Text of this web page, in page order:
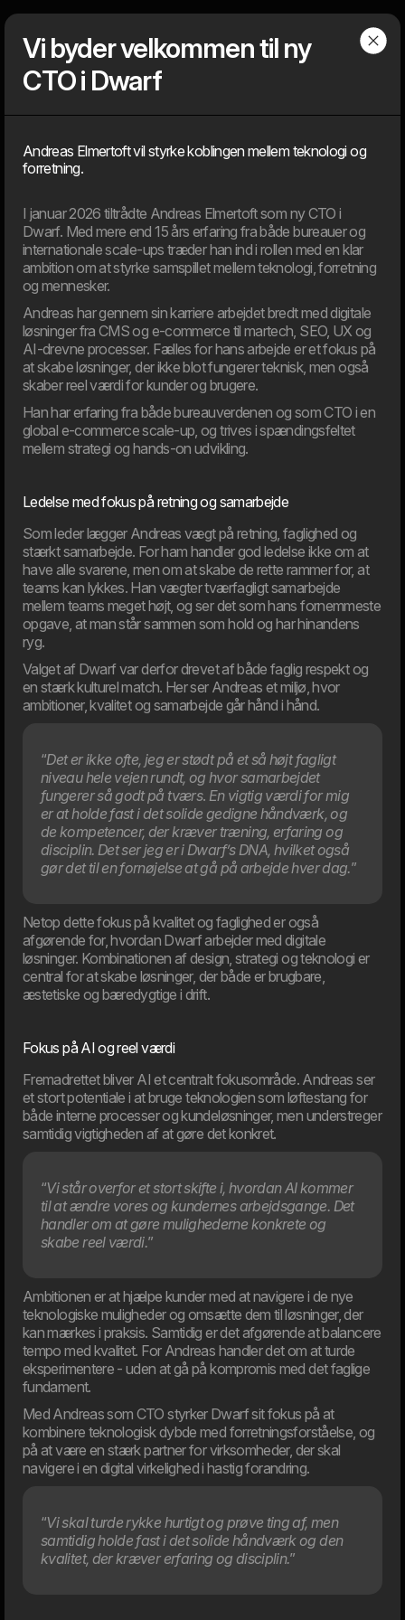
Artikler
Find vores seneste nyheder
alt hvad der foregår/publiceres på og om bureauet, der ikke
handler om en konkret løsning for en kunde. Dem finder du under
cases.
2026
11. Jun
EU’s AI Act sætter nye rammer for brugen af kunstig
intelligens i digitale produkter
Kunstig intelligens spiller en stadig større rolle i
virksomheder, men med de nye EU-regler følger også krav
til ansvarlig og transparent anvendelse. Den 2. august 2026
træder hovedparten af AI Act i kraft, og mange
I denne artikel får du et overblik over, hvad reglerne betyder,
og hvordan din virksomhed kan forberede sig.
03. Jun
Ny EU-lov rammer webshops i 2026
Fra den 19. juni 2026 gælder nye EU-krav, som ændrer den
måde webshops skal håndtere forbrugeres fortrydelsesret
online. De nye EU-regler stiller krav om en synlig og
20. Mar
Vi byder velkommen til ny CTO i Dwarf
Andreas Elmertoft vil styrke koblingen mellem teknologi og
forretning.
05. Feb
Meyers vælger Dwarf til stor digital transformation
Mad-virksomheden Meyers har sat gang i en omfattende
revitalisering af både brand og digitalt fundament. Dwarf
bliver strategisk partner på projektet.
Vi byder velkommen til ny
CTO i Dwarf
Andreas Elmertoft vil styrke koblingen mellem teknologi og
forretning.
I januar 2026 tiltrådte Andreas Elmertoft som ny CTO i
Dwarf. Med mere end 15 års erfaring fra både bureauer og
internationale scale-ups træder han ind i rollen med en klar
ambition om at styrke samspillet mellem teknologi, forretning
og mennesker.
Andreas har gennem sin karriere arbejdet bredt med digitale
løsninger fra CMS og e-commerce til martech, SEO, UX og
AI-drevne processer. Fælles for hans arbejde er et fokus på
at skabe løsninger, der ikke blot fungerer teknisk, men også
skaber reel værdi for kunder og brugere.
Han har erfaring fra både bureauverdenen og som CTO i en
global e-commerce scale-up, og trives i spændingsfeltet
mellem strategi og hands-on udvikling.
Ledelse med fokus på retning og samarbejde
Som leder lægger Andreas vægt på retning, faglighed og
stærkt samarbejde. For ham handler god ledelse ikke om at
have alle svarene, men om at skabe de rette rammer for, at
teams kan lykkes. Han vægter tværfagligt samarbejde
mellem teams meget højt, og ser det som hans fornemmeste
opgave, at man står sammen som hold og har hinandens
ryg.
Valget af Dwarf var derfor drevet af både faglig respekt og
en stærk kulturel match. Her ser Andreas et miljø, hvor
ambitioner, kvalitet og samarbejde går hånd i hånd.
“Det er ikke ofte, jeg er stødt på et så højt fagligt
niveau hele vejen rundt, og hvor samarbejdet
fungerer så godt på tværs. En vigtig værdi for mig
er at holde fast i det solide gedigne håndværk, og
de kompetencer, der kræver træning, erfaring og
disciplin. Det ser jeg er i Dwarf’s DNA, hvilket også
gør det til en fornøjelse at gå på arbejde hver dag.”
Netop dette fokus på kvalitet og faglighed er også
afgørende for, hvordan Dwarf arbejder med digitale
løsninger. Kombinationen af design, strategi og teknologi er
central for at skabe løsninger, der både er brugbare,
æstetiske og bæredygtige i drift.
Fokus på AI og reel værdi
Fremadrettet bliver AI et centralt fokusområde. Andreas ser
et stort potentiale i at bruge teknologien som løftestang for
både interne processer og kundeløsninger, men understreger
samtidig vigtigheden af at gøre det konkret.
“Vi står overfor et stort skifte i, hvordan AI kommer
til at ændre vores og kundernes arbejdsgange. Det
handler om at gøre mulighederne konkrete og
skabe reel værdi.”
Ambitionen er at hjælpe kunder med at navigere i de nye
teknologiske muligheder og omsætte dem til løsninger, der
kan mærkes i praksis. Samtidig er det afgørende at balancere
tempo med kvalitet. For Andreas handler det om at turde
eksperimentere - uden at gå på kompromis med det faglige
fundament.
Med Andreas som CTO styrker Dwarf sit fokus på at
kombinere teknologisk dybde med forretningsforståelse, og
på at være en stærk partner for virksomheder, der skal
navigere i en digital virkelighed i hastig forandring.
“Vi skal turde rykke hurtigt og prøve ting af, men
samtidig holde fast i det solide håndværk og den
kvalitet, der kræver erfaring og disciplin.”